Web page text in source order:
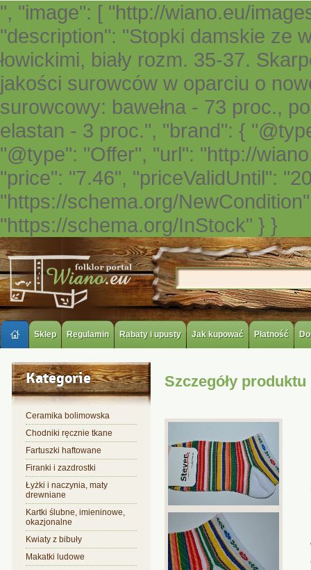
", "image": [ "http://wiano.eu/
"description": "Stopki damskie ze
łowickimi, biały rozm. 35-37.
jakości surowców w oparciu o
surowcowy: bawełna - 73 proc.,
elastan - 3 proc.", "brand": {
"@type": "Offer", "url": "http://
"price": "7.46", "priceValidUntil":
"https://schema.org/
"https://schema.org/InStock" } }
Sklep Regulamin Rabaty i upusty Jak kupować Płatność
Kategorie
Ceramika bolimowska
Chodniki ręcznie tkane
Fartuszki haftowane
Firanki i zazdrostki
Łyżki i naczynia, maty
drewniane
Kartki ślubne, imieninowe,
okazjonalne
Kwiaty z bibuły
Makatki ludowe
Szczegóły produktu